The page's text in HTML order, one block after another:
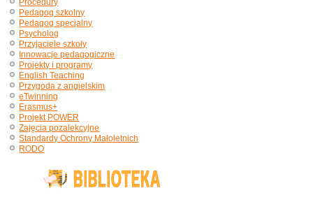
Procedury
Pedagog szkolny
Pedagog specjalny
Psycholog
Przyjaciele szkoły
Innowacje pedagogiczne
Projekty i programy
English Teaching
Przygoda z angielskim
eTwinning
Erasmus+
Projekt POWER
Zajęcia pozalekcyjne
Standardy Ochrony Małoletnich
RODO